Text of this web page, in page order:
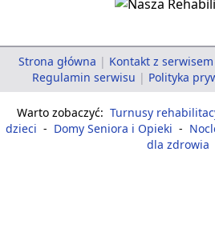
Strona główna | Kontakt z serwisem
Regulamin serwisu | Polityka
Warto zobaczyć: Turnusy
dzieci - Domy Seniora i Opieki -
dla zdrowia